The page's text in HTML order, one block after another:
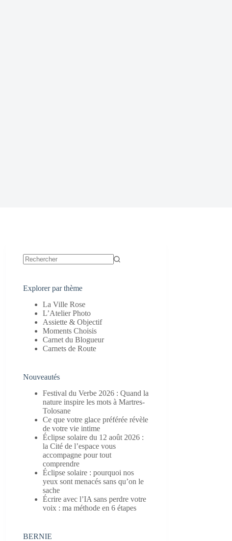
Explorer par thème
La Ville Rose
L’Atelier Photo
Assiette & Objectif
Moments Choisis
Carnet du Blogueur
Carnets de Route
Nouveautés
Festival du Verbe 2026 : Quand la
nature inspire les mots à Martres-
Tolosane
Ce que votre glace préférée révèle
de votre vie intime
Éclipse solaire du 12 août 2026 :
la Cité de l’espace vous
accompagne pour tout
comprendre
Éclipse solaire : pourquoi nos
yeux sont menacés sans qu’on le
sache
Écrire avec l’IA sans perdre votre
voix : ma méthode en 6 étapes
BERNIE